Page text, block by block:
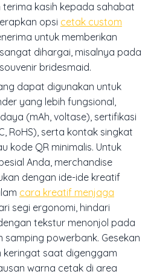
kasih kepada sahabat
opsi cetak custom
untuk memberikan
dihargai, misalnya pada
bridesmaid.
dapat digunakan untuk
yang lebih fungsional,
(mAh, voltase), sertifikasi
RoHS), serta kontak singkat
kode QR minimalis. Untuk
Anda, merchandise
dengan ide-ide kreatif
cara kreatif menjaga
segi ergonomi, hindari
tekstur menonjol pada
powerbank. Gesekan
saat digenggam
warna cetak di area